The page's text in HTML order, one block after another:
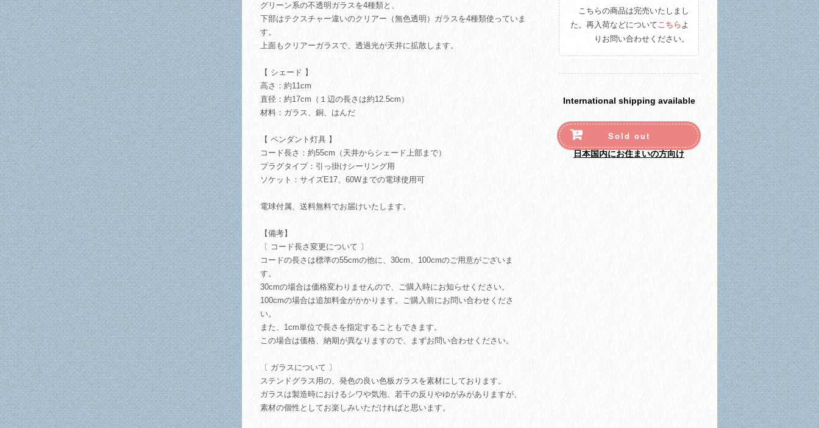
グリーン系の不透明ガラスを4種類と、
下部はテクスチャー違いのクリアー（無色透明）ガラスを4種類使っていま
す。
上面もクリアーガラスで、透過光が天井に拡散します。
【 シェード 】
高さ：約11cm
直径：約17cm（１辺の長さは約12.5cm）
材料：ガラス、銅、はんだ
【 ペンダント灯具 】
コード長さ：約55cm（天井からシェード上部まで）
プラグタイプ：引っ掛けシーリング用
ソケット：サイズE17、60Wまでの電球使用可
電球付属、送料無料でお届けいたします。
【備考】
〔 コード長さ変更について 〕
コードの長さは標準の55cmの他に、30cm、100cmのご用意がございま
す。
30cmの場合は価格変わりませんので、ご購入時にお知らせください。
100cmの場合は追加料金がかかります。ご購入前にお問い合わせくださ
い。
また、1cm単位で長さを指定することもできます。
この場合は価格、納期が異なりますので、まずお問い合わせください。
〔 ガラスについて 〕
ステンドグラス用の、発色の良い色板ガラスを素材にしております。
ガラスは製造時におけるシワや気泡、若干の反りやゆがみがありますが、
素材の個性としてお楽しみいただければと思います。
こちらの商品は完売いたしまし
た。再入荷などについてこちらよ
りお問い合わせください。
International shipping available
Sold out
日本国内にお住まいの方向け